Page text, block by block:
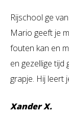
Rijschool ge
Mario geeft je
fouten kan en
en gezellige
grapje. Hij leert
Xander X.